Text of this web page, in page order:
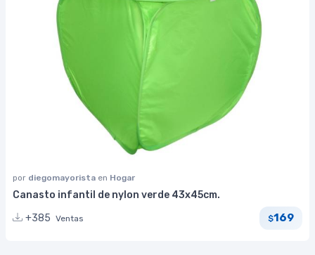
por diegomayorista en Hogar
Canasto infantil de nylon verde 43x45cm.
+385 Ventas $169